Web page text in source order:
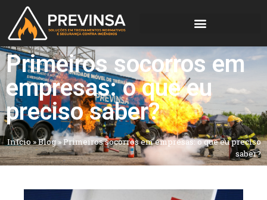
Primeiros socorros em
empresas: o que eu
preciso saber?
Início»Blog»Primeiros socorros em empresas: o que eu preciso
saber?